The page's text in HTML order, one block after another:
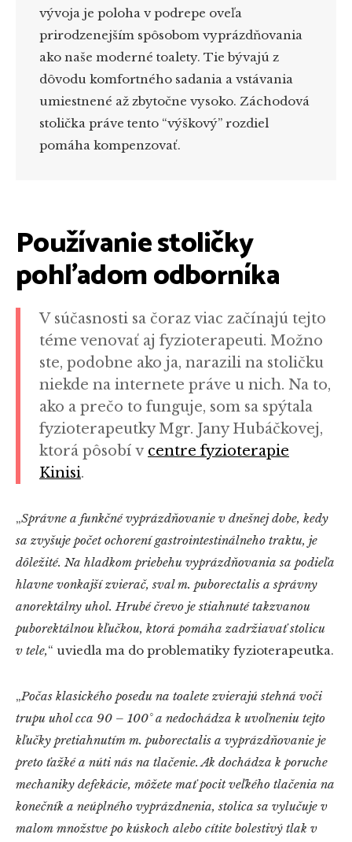
vývoja je poloha v podrepe oveľa
prirodzenejším spôsobom vyprázdňovania
ako naše moderné toalety. Tie bývajú z
dôvodu komfortného sadania a vstávania
umiestnené až zbytočne vysoko. Záchodová
stolička práve tento “výškový” rozdiel
pomáha kompenzovať.
Používanie stoličky
pohľadom odborníka
V súčasnosti sa čoraz viac začínajú tejto
téme venovať aj fyzioterapeuti. Možno
ste, podobne ako ja, narazili na stoličku
niekde na internete práve u nich. Na to,
ako a prečo to funguje, som sa spýtala
fyzioterapeutky Mgr. Jany Hubáčkovej,
ktorá pôsobí v centre fyzioterapie
Kinisi.
„Správne a funkčné vyprázdňovanie v dnešnej dobe, kedy
sa zvyšuje počet ochorení gastrointestinálneho traktu, je
dôležité. Na hladkom priebehu vyprázdňovania sa podieľa
hlavne vonkajší zvierač, sval m. puborectalis a správny
anorektálny uhol. Hrubé črevo je stiahnuté takzvanou
puborektálnou kľučkou, ktorá pomáha zadržiavať stolicu
v tele,“ uviedla ma do problematiky fyzioterapeutka.
„Počas klasického posedu na toalete zvierajú stehná voči
trupu uhol cca 90 – 100° a nedochádza k uvoľneniu tejto
kľučky pretiahnutím m. puborectalis a vyprázdňovanie je
preto ťažké a núti nás na tlačenie. Ak dochádza k poruche
mechaniky defekácie, môžete mať pocit veľkého tlačenia na
konečník a neúplného vyprázdnenia, stolica sa vylučuje v
malom množstve po kúskoch alebo cítite bolestivý tlak v